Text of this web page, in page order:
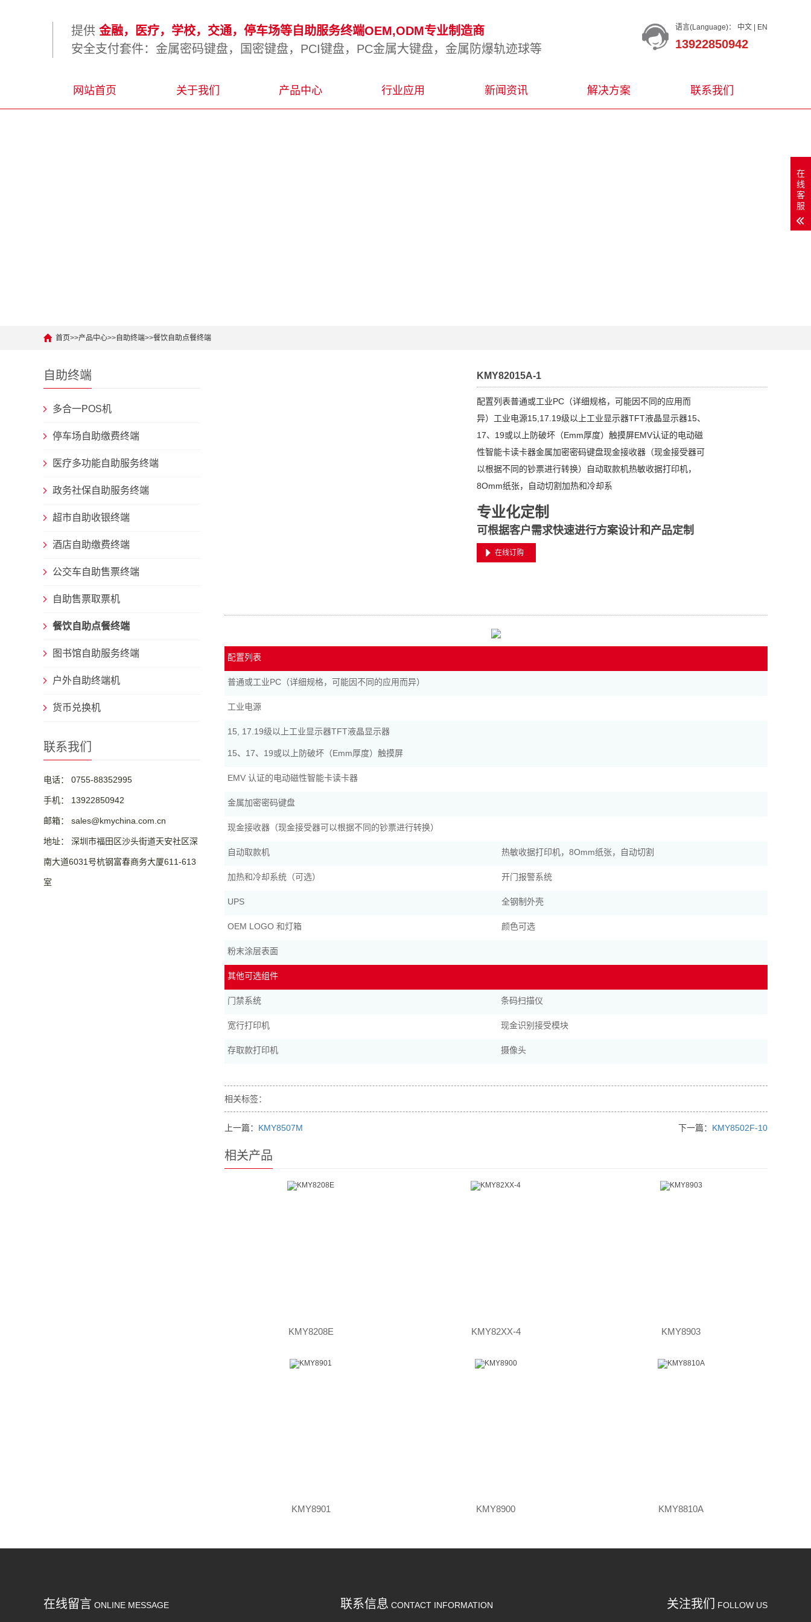
语言(Language)： 中文 EN
13922850942
提供 金融，医疗，学校，交通，停车场等自助服务终端OEM,ODM专业制造商
安全支付套件：金属密码键盘，国密键盘，PCI键盘，PC金属大键盘，金属防爆轨迹球等
网站首页 关于我们 产品中心 行业应用 新闻资讯 解决方案 联系我们
首页>>产品中心>>自助终端>>餐饮自助点餐终端
自助终端
多合一POS机
停车场自助缴费终端
医疗多功能自助服务终端
政务社保自助服务终端
超市自助收银终端
酒店自助缴费终端
公交车自助售票终端
自助售票取票机
餐饮自助点餐终端
图书馆自助服务终端
户外自助终端机
货币兑换机
联系我们
电话： 0755-88352995
手机： 13922850942
邮箱： sales@kmychina.com.cn
地址： 深圳市福田区沙头街道天安社区深
南大道6031号杭钢富春商务大厦611-613
室
KMY82015A-1
配置列表普通或工业PC（详细规格，可能因不同的应用而
异）工业电源15,17.19级以上工业显示器TFT液晶显示器15、
17、19或以上防破坏（Emm厚度）触摸屏EMV认证的电动磁
性智能卡读卡器金属加密密码键盘现金接收器（现金接受器可
以根据不同的钞票进行转换）自动取款机热敏收据打印机，
8Omm纸张，自动切割加热和冷却系
专业化定制
可根据客户需求快速进行方案设计和产品定制
在线订购
配置列表
普通或工业PC（详细规格，可能因不同的应用而异）
工业电源
15, 17.19级以上工业显示器TFT液晶显示器
15、17、19或以上防破坏（Emm厚度）触摸屏
EMV 认证的电动磁性智能卡读卡器
金属加密密码键盘
现金接收器（现金接受器可以根据不同的钞票进行转换）
自动取款机 热敏收据打印机，8Omm纸张，自动切割
加热和冷却系统（可选） 开门报警系统
UPS 全钢制外壳
OEM LOGO 和灯箱 颜色可选
粉末涂层表面
其他可选组件
门禁系统 条码扫描仪
宽行打印机 现金识别接受模块
存取款打印机 摄像头
相关标签：
上一篇： KMY8507M 下一篇： KMY8502F-10
相关产品
KMY8208E KMY82XX-4 KMY8903
KMY8901 KMY8900 KMY8810A
关注我们 FOLLOW US
在线留言 ONLINE MESSAGE 联系信息 CONTACT INFORMATION
在
线
客
服